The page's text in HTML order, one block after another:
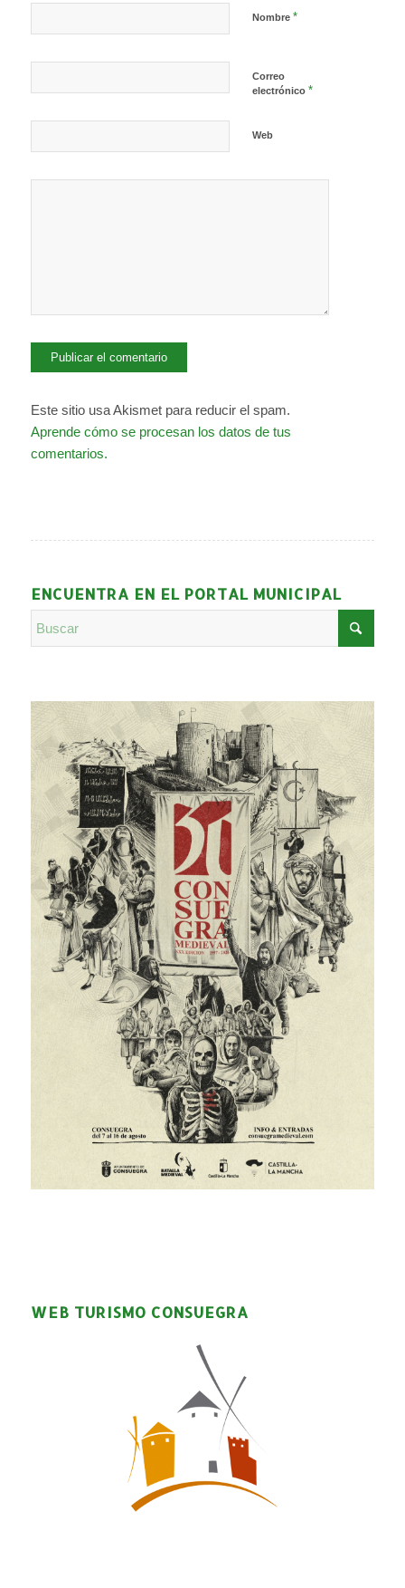
Nombre *
Correo
electrónico *
Web
Este sitio usa Akismet para reducir el spam.
Aprende cómo se procesan los datos de tus
comentarios.
ENCUENTRA EN EL PORTAL MUNICIPAL
WEB TURISMO CONSUEGRA